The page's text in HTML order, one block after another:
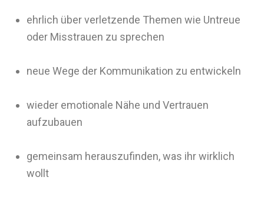
ehrlich über verletzende Themen wie Untreue
oder Misstrauen zu sprechen
neue Wege der Kommunikation zu entwickeln
wieder emotionale Nähe und Vertrauen
aufzubauen
gemeinsam herauszufinden, was ihr wirklich
wollt